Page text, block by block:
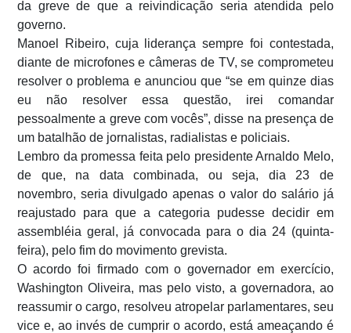
da greve de que a reivindicação seria atendida pelo
governo.
Manoel Ribeiro, cuja liderança sempre foi contestada,
diante de microfones e câmeras de TV, se comprometeu
resolver o problema e anunciou que “se em quinze dias
eu não resolver essa questão, irei comandar
pessoalmente a greve com vocês”, disse na presença de
um batalhão de jornalistas, radialistas e policiais.
Lembro da promessa feita pelo presidente Arnaldo Melo,
de que, na data combinada, ou seja, dia 23 de
novembro, seria divulgado apenas o valor do salário já
reajustado para que a categoria pudesse decidir em
assembléia geral, já convocada para o dia 24 (quinta-
feira), pelo fim do movimento grevista.
O acordo foi firmado com o governador em exercício,
Washington Oliveira, mas pelo visto, a governadora, ao
reassumir o cargo, resolveu atropelar parlamentares, seu
vice e, ao invés de cumprir o acordo, está ameaçando é